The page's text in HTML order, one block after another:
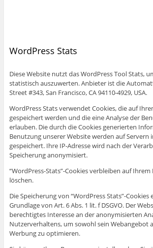
WordPress Stats
Diese Website nutzt das WordPress Tool Stats,
statistisch auszuwerten. Anbieter ist die
Street #343, San Francisco, CA 94110-4929, USA.
WordPress Stats verwendet Cookies, die auf
gespeichert werden und die eine Analyse der
erlauben. Die durch die Cookies generierten
Benutzung unserer Website werden auf Servern
gespeichert. Ihre IP-Adresse wird nach der
Speicherung anonymisiert.
“WordPress-Stats”-Cookies verbleiben auf Ihrem
löschen.
Die Speicherung von “WordPress Stats”-Cookies
Grundlage von Art. 6 Abs. 1 lit. f DSGVO. Der
berechtigtes Interesse an der anonymisierten
Nutzerverhaltens, um sowohl sein Webangebot
Werbung zu optimieren.